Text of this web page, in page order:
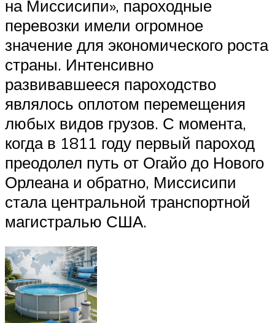
на Миссисипи», пароходные
перевозки имели огромное
значение для экономического роста
страны. Интенсивно
развивавшееся пароходство
являлось оплотом перемещения
любых видов грузов. С момента,
когда в 1811 году первый пароход
преодолел путь от Огайо до Нового
Орлеана и обратно, Миссисипи
стала центральной транспортной
магистралью США.